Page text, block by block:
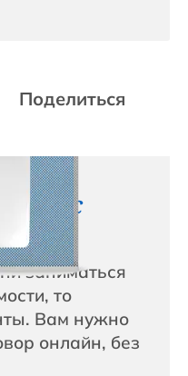
Поделиться
сервис с
заниматься
то
Вам нужно
онлайн, без